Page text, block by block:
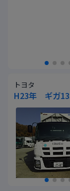
トヨタ
H23年 ギガ